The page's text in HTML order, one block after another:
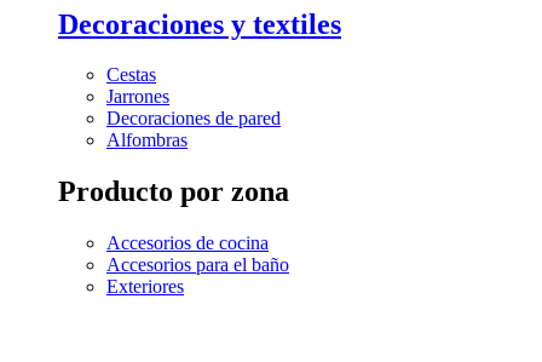
Decoraciones y textiles
Cestas
Jarrones
Decoraciones de pared
Alfombras
Producto por zona
Accesorios de cocina
Accesorios para el baño
Exteriores